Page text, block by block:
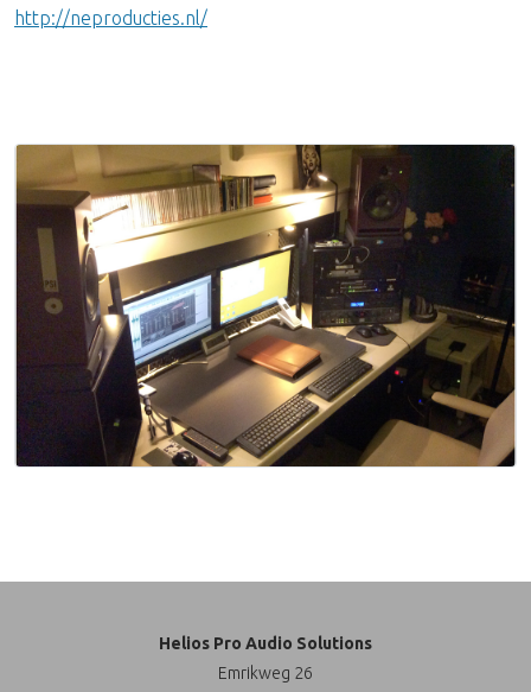
http://neproducties.nl/
Helios Pro Audio Solutions
Emrikweg 26